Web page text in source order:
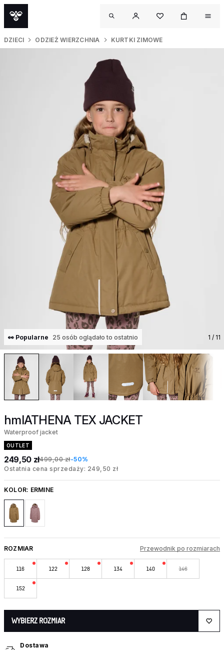
DZIECI ODZIEŻ WIERZCHNIA KURTKI ZIMOWE
👀 Popularne 25 osób oglądało to ostatnio 1 / 11
hmlATHENA TEX JACKET
Waterproof jacket
OUTLET
249,50 zł499,00 zł-50%
Ostatnia cena sprzedaży: 249,50 zł
KOLOR: ERMINE
ROZMIAR Przewodnik po rozmiarach
116 122 128 134 140 146
152
WYBIERZ ROZMIAR
Dostawa